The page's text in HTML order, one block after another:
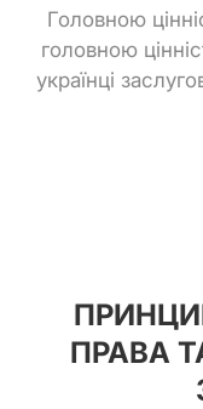
Головною
головною
українці
ПРАВА